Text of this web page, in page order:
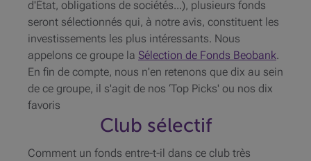
d'État, obligations de sociétés...), plusieurs fonds
seront sélectionnés qui, à notre avis, constituent les
investissements les plus intéressants. Nous
appelons ce groupe la Sélection de Fonds Beobank.
En fin de compte, nous n'en retenons que dix au sein
de ce groupe, il s'agit de nos ‘Top Picks' ou nos dix
favoris
Club sélectif
Comment un fonds entre-t-il dans ce club très